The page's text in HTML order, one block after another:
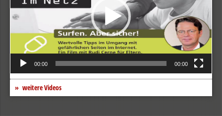
00:00 00:00
weitere Videos